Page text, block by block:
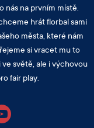
nás na prvním místě.
hrát florbal sami
města, které nám
si vracet mu to
světě, ale i výchovou
fair play.